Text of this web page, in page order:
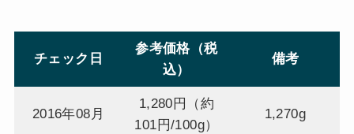
チェック日
参考価格（税
込）
備考
2016年08月
1,280円（約
101円/100g）
1,270g